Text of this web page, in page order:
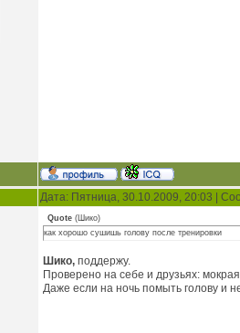
Дата: Пятница, 30.10.2009, 20:03 |
Quote (Шико)
как хорошо сушишь голову после тренировки
Шико, поддержу.
Проверено на себе и друзьях:
Даже если на ночь помыть голову и